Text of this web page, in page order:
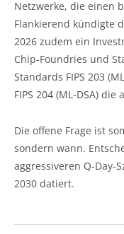
Netzwerke, die einen
Flankierend kündigte
2026 zudem ein
Chip-Foundries und
Standards FIPS 203
FIPS 204 (ML-DSA)
Die offene Frage ist
sondern wann.
aggressiveren Q-Day-
2030 datiert.